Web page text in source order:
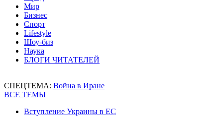
Мир
Бизнес
Спорт
Lifestyle
Шоу-биз
Наука
БЛОГИ ЧИТАТЕЛЕЙ
СПЕЦТЕМА: Война в Иране
ВСЕ ТЕМЫ
Вступление Украины в ЕС